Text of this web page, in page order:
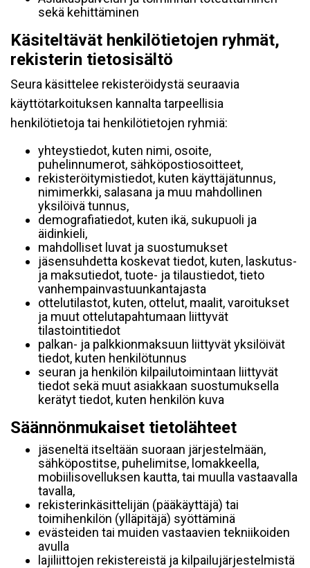
sekä kehittäminen
Käsiteltävät henkilötietojen ryhmät,
rekisterin tietosisältö
Seura käsittelee rekisteröidystä seuraavia
käyttötarkoituksen kannalta tarpeellisia
henkilötietoja tai henkilötietojen ryhmiä:
yhteystiedot, kuten nimi, osoite,
puhelinnumerot, sähköpostiosoitteet,
rekisteröitymistiedot, kuten käyttäjätunnus,
nimimerkki, salasana ja muu mahdollinen
yksilöivä tunnus,
demografiatiedot, kuten ikä, sukupuoli ja
äidinkieli,
mahdolliset luvat ja suostumukset
jäsensuhdetta koskevat tiedot, kuten, laskutus-
ja maksutiedot, tuote- ja tilaustiedot, tieto
vanhempainvastuunkantajasta
ottelutilastot, kuten, ottelut, maalit, varoitukset
ja muut ottelutapahtumaan liittyvät
tilastointitiedot
palkan- ja palkkionmaksuun liittyvät yksilöivät
tiedot, kuten henkilötunnus
seuran ja henkilön kilpailutoimintaan liittyvät
tiedot sekä muut asiakkaan suostumuksella
kerätyt tiedot, kuten henkilön kuva
Säännönmukaiset tietolähteet
jäseneltä itseltään suoraan järjestelmään,
sähköpostitse, puhelimitse, lomakkeella,
mobiilisovelluksen kautta, tai muulla vastaavalla
tavalla,
rekisterinkäsittelijän (pääkäyttäjä) tai
toimihenkilön (ylläpitäjä) syöttäminä
evästeiden tai muiden vastaavien tekniikoiden
avulla
lajiliittojen rekistereistä ja kilpailujärjestelmistä